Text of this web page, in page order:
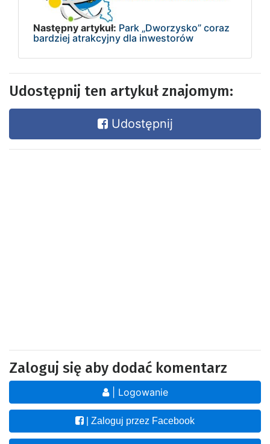
Następny artykuł: Park „Dworzysko” coraz
bardziej atrakcyjny dla inwestorów
Udostępnij ten artykuł znajomym:
Udostępnij
Zaloguj się aby dodać komentarz
| Logowanie
| Zaloguj przez Facebook